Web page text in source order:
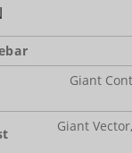
Giant
Giant